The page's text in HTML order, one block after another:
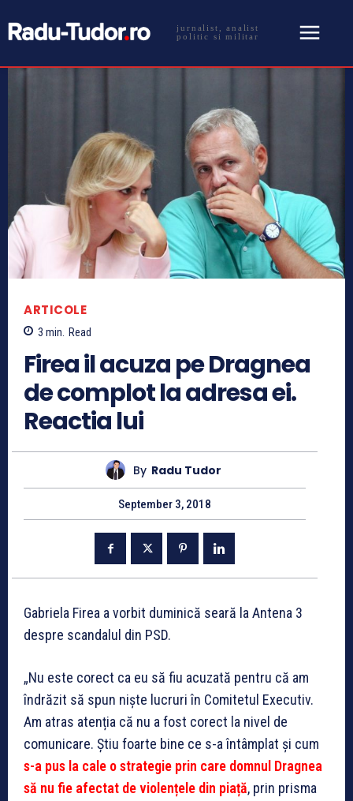
jurnalist, analist
politic si militar
ARTICOLE
3 min. Read
Firea il acuza pe Dragnea
de complot la adresa ei.
Reactia lui
By Radu Tudor
September 3, 2018
Gabriela Firea a vorbit duminică seară la Antena 3
despre scandalul din PSD.
„Nu este corect ca eu să fiu acuzată pentru că am
îndrăzit să spun niște lucruri în Comitetul Executiv.
Am atras atenția că nu a fost corect la nivel de
comunicare. Știu foarte bine ce s-a întâmplat și cum
s-a pus la cale o strategie prin care domnul Dragnea
să nu fie afectat de violențele din piață, prin prisma